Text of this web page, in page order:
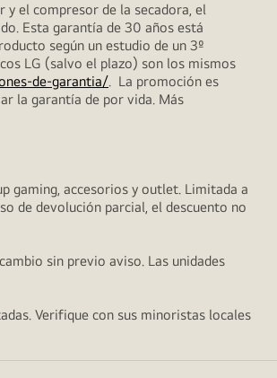
el compresor de la secadora, el
Esta garantía de 30 años está
según un estudio de un 3º
LG (salvo el plazo) son los mismos
de-garantia/. La promoción es
la garantía de por vida. Más
gaming, accesorios y outlet. Limitada a
de devolución parcial, el descuento no
sin previo aviso. Las unidades
Verifique con sus minoristas locales